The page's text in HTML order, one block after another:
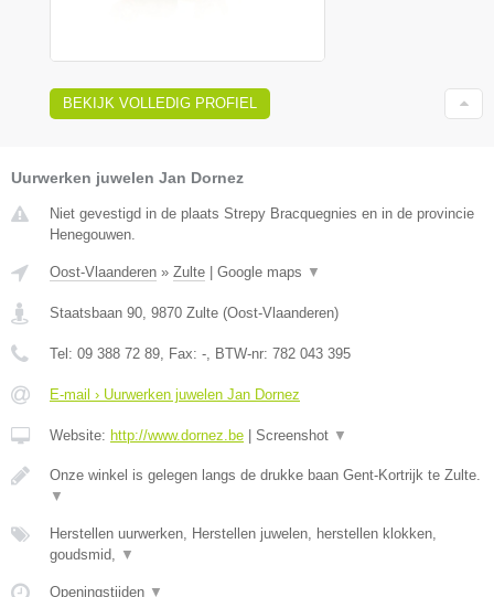
BEKIJK VOLLEDIG PROFIEL
Uurwerken juwelen Jan Dornez
Niet gevestigd in de plaats Strepy Bracquegnies en in de provincie
Henegouwen.
Oost-Vlaanderen » Zulte Google maps ▼
Staatsbaan 90, 9870 Zulte (Oost-Vlaanderen)
Tel: 09 388 72 89, Fax: -, BTW-nr: 782 043 395
E-mail › Uurwerken juwelen Jan Dornez
Website: http://www.dornez.be Screenshot ▼
Onze winkel is gelegen langs de drukke baan Gent-Kortrijk te Zulte.
▼
Herstellen uurwerken, Herstellen juwelen, herstellen klokken,
goudsmid, ▼
Openingstijden ▼